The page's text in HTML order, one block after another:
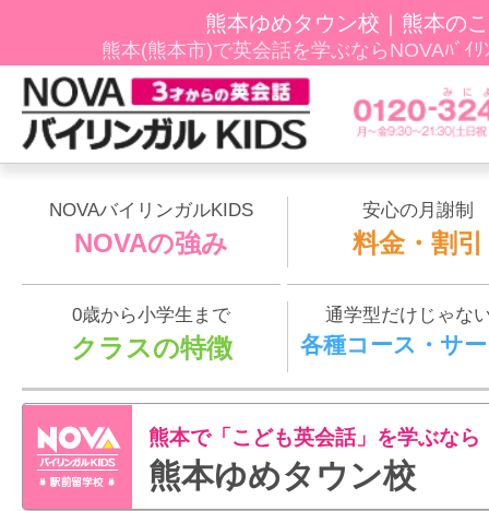
熊本ゆめタウン校｜熊本の
熊本(熊本市)で英会話を学ぶならNOVAﾊﾞｲ
NOVAバイリンガルKIDS
NOVAの強み
安心の月謝制
料金・割引
0歳から小学生まで
クラスの特徴
通学型だけじゃな
各種コース・サ
熊本ゆめタウン校
熊本で「こども英会話」を学ぶなら